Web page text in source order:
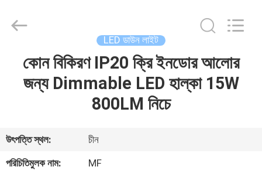
ভিডিও
Lighting
Co.,Ltd..
LED ডাউন লাইট
কোন বিকিরণ IP20 ক্রি ইনডোর আলোর
জন্য Dimmable LED হাল্কা 15W
800LM নিচে
উৎপত্তি স্থল:
চীন
পরিচিতিমুলক নাম:
MF